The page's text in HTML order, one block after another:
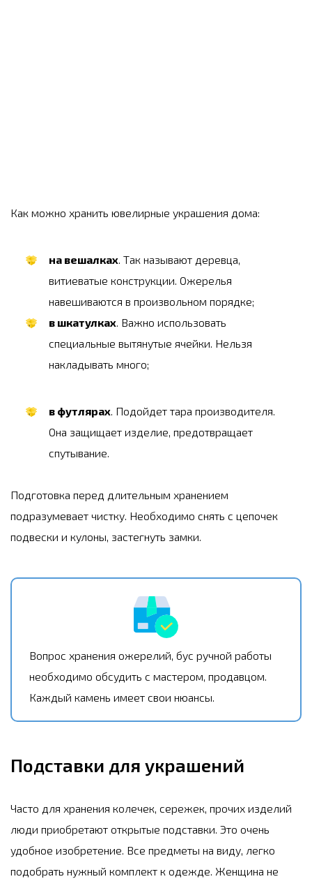
Как можно хранить ювелирные украшения дома:
на вешалках. Так называют деревца,
витиеватые конструкции. Ожерелья
навешиваются в произвольном порядке;
в шкатулках. Важно использовать
специальные вытянутые ячейки. Нельзя
накладывать много;
в футлярах. Подойдет тара производителя.
Она защищает изделие, предотвращает
спутывание.
Подготовка перед длительным хранением
подразумевает чистку. Необходимо снять с цепочек
подвески и кулоны, застегнуть замки.
Вопрос хранения ожерелий, бус ручной работы
необходимо обсудить с мастером, продавцом.
Каждый камень имеет свои нюансы.
Подставки для украшений
Часто для хранения колечек, сережек, прочих изделий
люди приобретают открытые подставки. Это очень
удобное изобретение. Все предметы на виду, легко
подобрать нужный комплект к одежде. Женщина не